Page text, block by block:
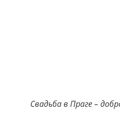
Свадьба в Праге –